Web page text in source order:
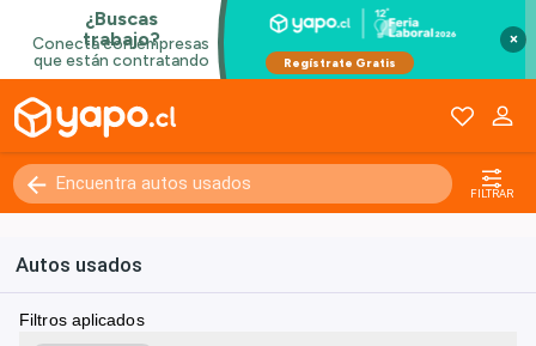
×
FILTRAR
Autos usados
Filtros aplicados